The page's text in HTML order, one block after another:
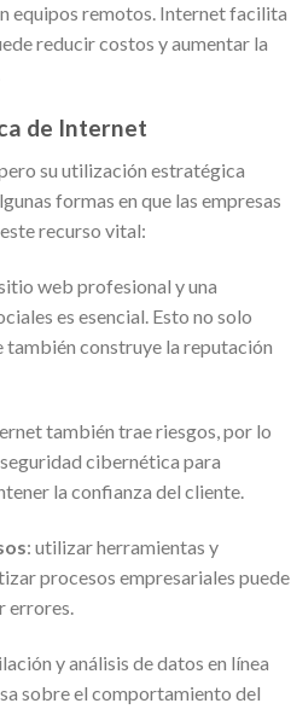
equipos remotos. Internet facilita
reducir costos y aumentar la
de Internet
su utilización estratégica
formas en que las empresas
recurso vital:
web profesional y una
es esencial. Esto no solo
también construye la reputación
también trae riesgos, por lo
cibernética para
la confianza del cliente.
: utilizar herramientas y
procesos empresariales puede
errores.
y análisis de datos en línea
sobre el comportamiento del